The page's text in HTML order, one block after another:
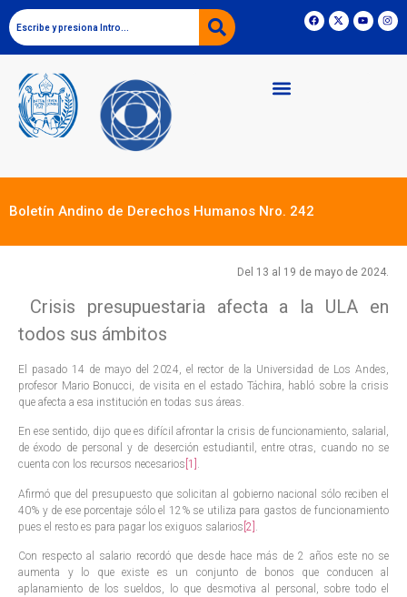
Boletín Andino de Derechos Humanos Nro. 242
Del 13 al 19 de mayo de 2024.
Crisis presupuestaria afecta a la ULA en
todos sus ámbitos
El pasado 14 de mayo del 2024, el rector de la Universidad de Los Andes,
profesor Mario Bonucci, de visita en el estado Táchira, habló sobre la crisis
que afecta a esa institución en todas sus áreas.
En ese sentido, dijo que es difícil afrontar la crisis de funcionamiento, salarial,
de éxodo de personal y de deserción estudiantil, entre otras, cuando no se
cuenta con los recursos necesarios [1] .
Afirmó que del presupuesto que solicitan al gobierno nacional sólo reciben el
40% y de ese porcentaje sólo el 12% se utiliza para gastos de funcionamiento
pues el resto es para pagar los exiguos salarios [2]
Con respecto al salario recordó que desde hace más de 2 años este no se
aumenta y lo que existe es un conjunto de bonos que conducen al
aplanamiento de los sueldos, lo que desmotiva al personal, sobre todo el